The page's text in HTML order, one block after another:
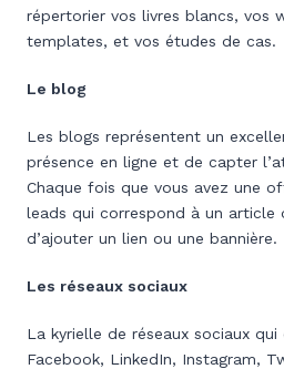
répertorier vos livres blancs, vos
templates, et vos études de cas.
Le blog
Les blogs représentent un
présence en ligne et de capter
Chaque fois que vous avez une
leads qui correspond à un article
d’ajouter un lien ou une bannière.
Les réseaux sociaux
La kyrielle de réseaux sociaux
Facebook, LinkedIn, Instagram,